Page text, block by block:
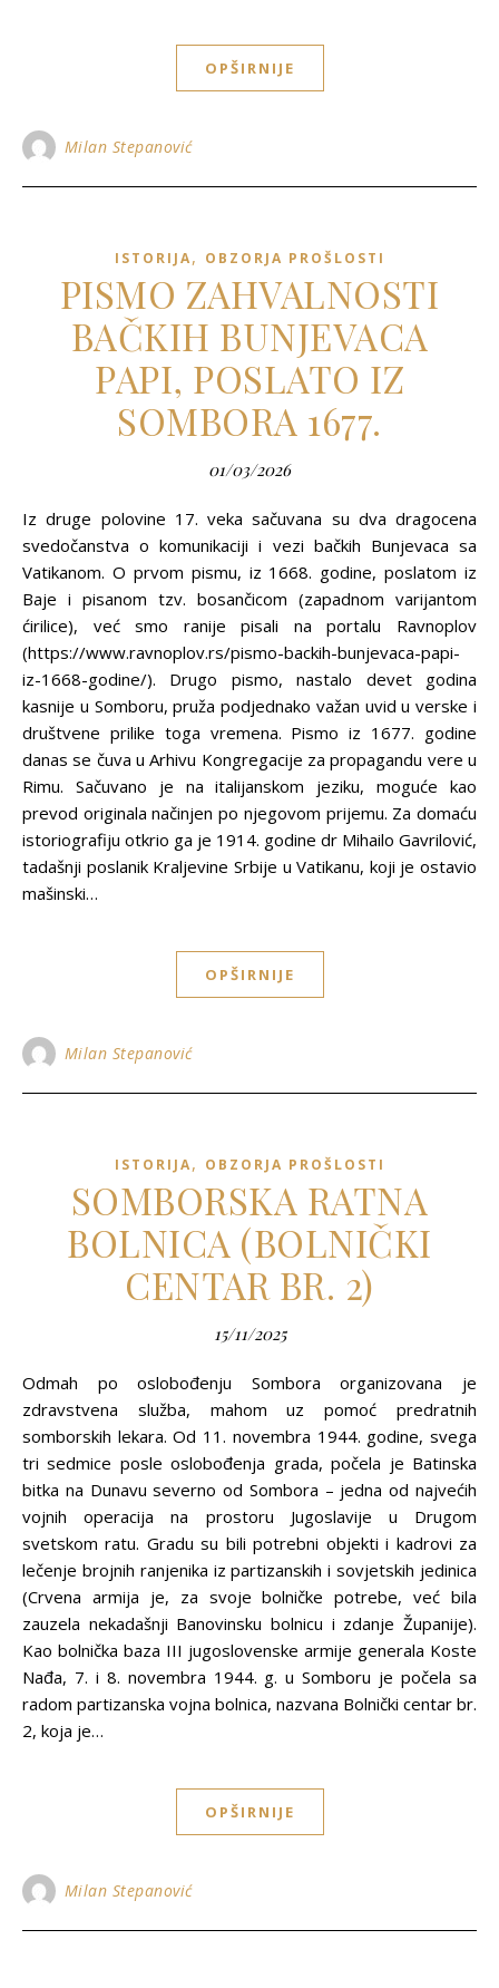
OPŠIRNIJE
Milan Stepanović
ISTORIJA, OBZORJA PROŠLOSTI
PISMO ZAHVALNOSTI
BAČKIH BUNJEVACA
PAPI, POSLATO IZ
SOMBORA 1677.
01/03/2026
Iz druge polovine 17. veka sačuvana su dva dragocena
svedočanstva o komunikaciji i vezi bačkih Bunjevaca sa
Vatikanom. O prvom pismu, iz 1668. godine, poslatom iz
Baje i pisanom tzv. bosančicom (zapadnom varijantom
ćirilice), već smo ranije pisali na portalu Ravnoplov
(https://www.ravnoplov.rs/pismo-backih-bunjevaca-papi-
iz-1668-godine/). Drugo pismo, nastalo devet godina
kasnije u Somboru, pruža podjednako važan uvid u verske i
društvene prilike toga vremena. Pismo iz 1677. godine
danas se čuva u Arhivu Kongregacije za propagandu vere u
Rimu. Sačuvano je na italijanskom jeziku, moguće kao
prevod originala načinjen po njegovom prijemu. Za domaću
istoriografiju otkrio ga je 1914. godine dr Mihailo Gavrilović,
tadašnji poslanik Kraljevine Srbije u Vatikanu, koji je ostavio
mašinski…
OPŠIRNIJE
Milan Stepanović
ISTORIJA, OBZORJA PROŠLOSTI
SOMBORSKA RATNA
BOLNICA (BOLNIČKI
CENTAR BR. 2)
15/11/2025
Odmah po oslobođenju Sombora organizovana je
zdravstvena služba, mahom uz pomoć predratnih
somborskih lekara. Od 11. novembra 1944. godine, svega
tri sedmice posle oslobođenja grada, počela je Batinska
bitka na Dunavu severno od Sombora – jedna od najvećih
vojnih operacija na prostoru Jugoslavije u Drugom
svetskom ratu. Gradu su bili potrebni objekti i kadrovi za
lečenje brojnih ranjenika iz partizanskih i sovjetskih jedinica
(Crvena armija je, za svoje bolničke potrebe, već bila
zauzela nekadašnji Banovinsku bolnicu i zdanje Županije).
Kao bolnička baza III jugoslovenske armije generala Koste
Nađa, 7. i 8. novembra 1944. g. u Somboru je počela sa
radom partizanska vojna bolnica, nazvana Bolnički centar br.
2, koja je…
OPŠIRNIJE
Milan Stepanović